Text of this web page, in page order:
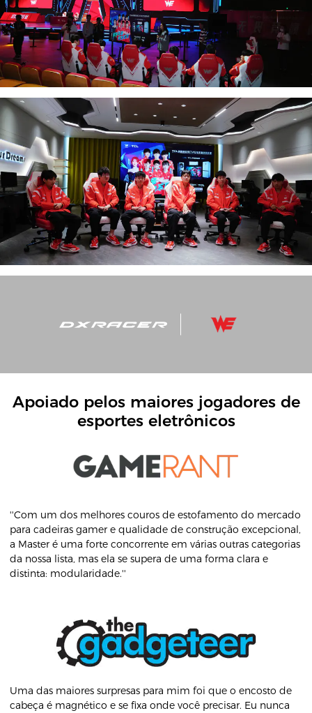
Apoiado pelos maiores jogadores de
esportes eletrônicos
''Com um dos melhores couros de estofamento do mercado
para cadeiras gamer e qualidade de construção excepcional,
a Master é uma forte concorrente em várias outras categorias
da nossa lista, mas ela se supera de uma forma clara e
distinta: modularidade.''
Uma das maiores surpresas para mim foi que o encosto de
cabeça é magnético e se fixa onde você precisar. Eu nunca